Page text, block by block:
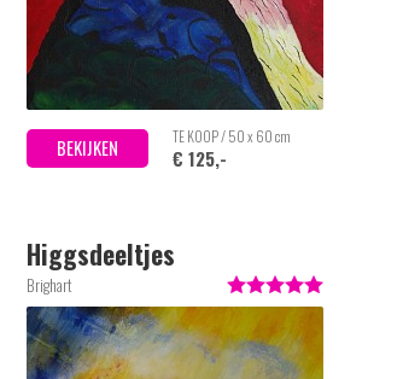
BEKIJKEN TE KOOP / 50 x 60 cm
€ 125,-
Brighart
Higgsdeeltjes